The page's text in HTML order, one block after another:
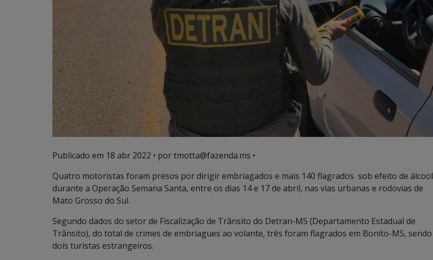
Publicado em 18 abr 2022 • por tmotta@fazenda.ms •
Quatro motoristas foram presos por dirigir embriagados e mais 140 flagrados sob efeito de álcool
durante a Operação Semana Santa, entre os dias 14 e 17 de abril, nas vias urbanas e rodovias de
Mato Grosso do Sul.
Segundo dados do setor de Fiscalização de Trânsito do Detran-MS (Departamento Estadual de
Trânsito), do total de crimes de embriagues ao volante, três foram flagrados em Bonito-MS, sendo
dois turistas estrangeiros.